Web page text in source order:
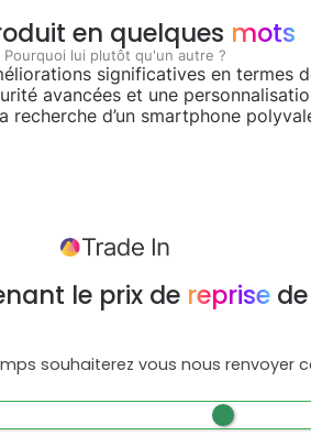
en quelques mots
Pourquoi lui plutôt qu'un autre ?
significatives en
avancées et une
recherche d’un smartphone
le prix de reprise
souhaiterez vous nous renvoyer